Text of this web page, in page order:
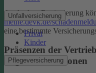
Unfallversicherung
Privat
Kinder
Pflegeversicherung
Auch ohne Registrierung
meine.devk.de/
eine bestimmte
Präsenzen der
Regionaldirektionen